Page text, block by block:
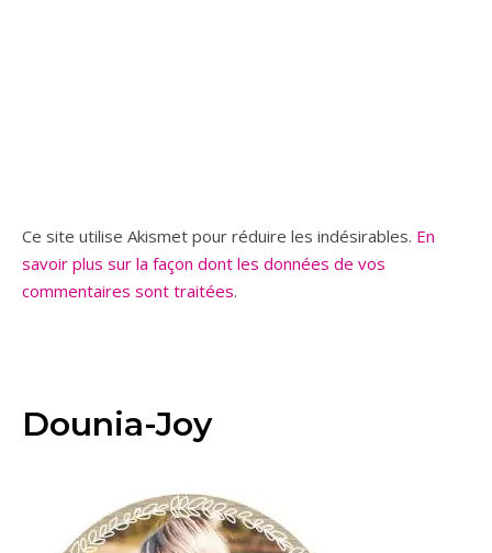
Ce site utilise Akismet pour réduire les indésirables. En
savoir plus sur la façon dont les données de vos
commentaires sont traitées.
Dounia-Joy